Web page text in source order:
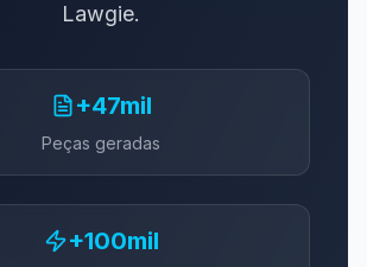
Lawgie.
+47mil
Peças geradas
+100mil